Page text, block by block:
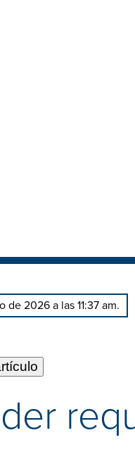
2026 a las 11:37 am.